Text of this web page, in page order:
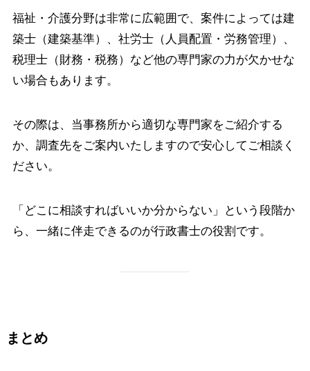
福祉・介護分野は非常に広範囲で、案件によっては建
築士（建築基準）、社労士（人員配置・労務管理）、
税理士（財務・税務）など他の専門家の力が欠かせな
い場合もあります。
その際は、当事務所から適切な専門家をご紹介する
か、調査先をご案内いたしますので安心してご相談く
ださい。
「どこに相談すればいいか分からない」という段階か
ら、一緒に伴走できるのが行政書士の役割です。
まとめ